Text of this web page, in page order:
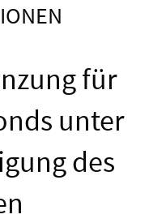
für
unter
des